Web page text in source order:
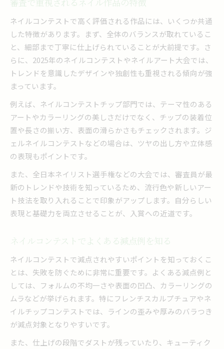
審査で重視されるネイル作品の特徴
ネイルコンテストで高く評価される作品には、いくつか共通
した特徴があります。まず、全体のバランスが取れているこ
と、細部まで丁寧に仕上げられていることが大前提です。さ
らに、2025年のネイルコンテストやネイルアート大会では、
トレンドを意識したデザインや独創性も重視される傾向が強
まっています。
例えば、ネイルコンテストチップ部門では、テーマ性のある
アートやカラーリングの美しさだけでなく、チップの装着位
置や長さの揃い方、表面の滑らかさもチェックされます。ジ
ェルネイルコンテストなどの場合は、ツヤの出し方や立体感
の表現もポイントです。
また、全日本ネイリスト選手権などの大会では、審査員が最
新のトレンドや技術を知っているため、流行色や新しいアー
ト技法を取り入れることで印象がアップします。自分らしい
表現と基礎力を両立させることが、入賞への近道です。
ネイルコンテストでよくある減点例を知る
ネイルコンテストで減点されやすいポイントを知っておくこ
とは、失敗を防ぐために非常に重要です。よくある減点例と
しては、フォルムの不均一さや表面の凹凸、カラーリングの
ムラなどが挙げられます。特にフレンチスカルプチュアやネ
イルチップコンテストでは、ラインの歪みや厚みのバラつき
が減点対象となりやすいです。
また、仕上げの段階でダストが残っていたり、キューティク